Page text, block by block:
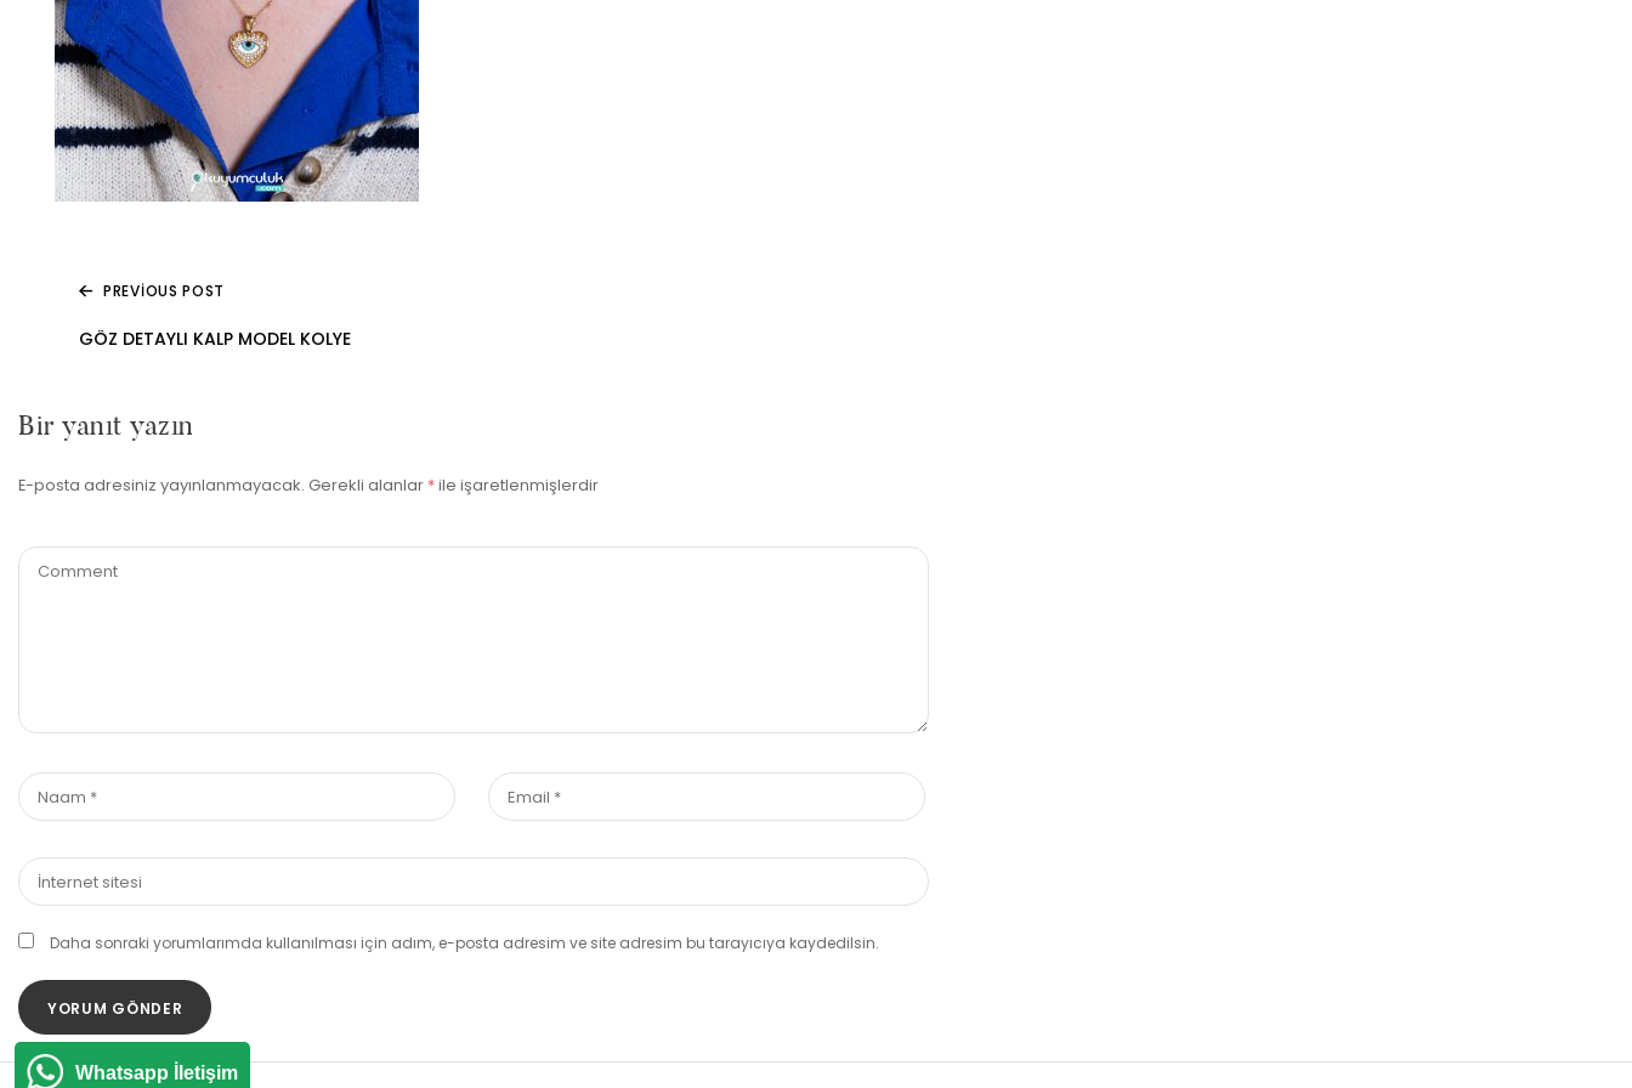
PREVIOUS POST
GÖZ DETAYLI KALP MODEL KOLYE
Bir yanıt yazın
E-posta adresiniz yayınlanmayacak. Gerekli alanlar *ile işaretlenmişlerdir
Daha sonraki yorumlarımda kullanılması için adım, e-posta adresim ve site adresim bu tarayıcıya kaydedilsin.
Whatsapp İletişim